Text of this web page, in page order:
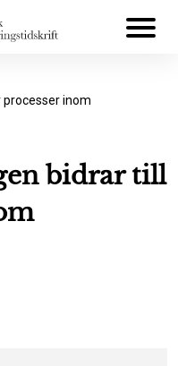
processer inom
bidrar till